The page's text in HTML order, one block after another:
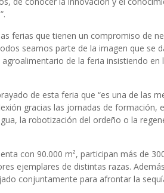
ferias que tienen un compromiso de
seamos parte de la imagen que se
de la feria insistiendo en
de esta feria que “es una de las
gracias las jornadas de formación,
la robotización del ordeño o la
con 90.000 m², participan más de
ejemplares de distintas razas.
conjuntamente para afrontar la